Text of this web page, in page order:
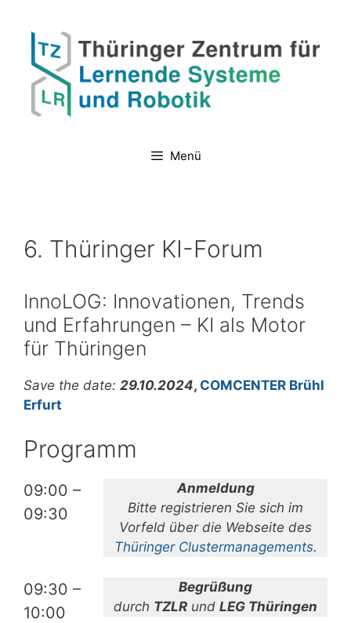
Inhalt
springen
Menü
6. Thüringer KI-Forum
InnoLOG: Innovationen, Trends
und Erfahrungen – KI als Motor
für Thüringen
Save the date: 29.10.2024, COMCENTER Brühl
Erfurt
Programm
09:00 –
09:30
Anmeldung
Bitte registrieren Sie sich im
Vorfeld über die Webseite des
Thüringer Clustermanagements.
09:30 –
10:00
Begrüßung
durch TZLR und LEG Thüringen